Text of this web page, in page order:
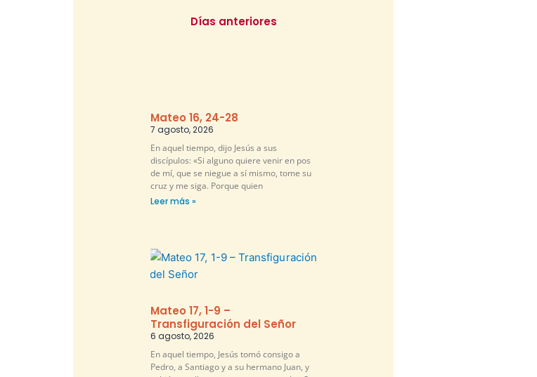
Días anteriores
Mateo 16, 24-28
7 agosto, 2026
En aquel tiempo, dijo Jesús a sus
discípulos: «Si alguno quiere venir en pos
de mí, que se niegue a sí mismo, tome su
cruz y me siga. Porque quien
Leer más »
Mateo 17, 1-9 –
Transfiguración del Señor
6 agosto, 2026
En aquel tiempo, Jesús tomó consigo a
Pedro, a Santiago y a su hermano Juan, y